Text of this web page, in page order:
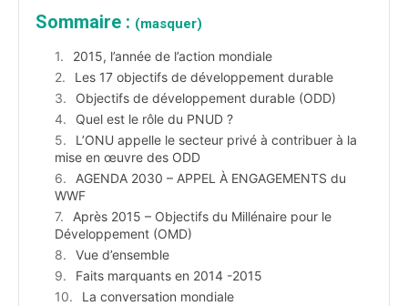
Sommaire : (masquer)
2015, l’année de l’action mondiale
Les 17 objectifs de développement durable
Objectifs de développement durable (ODD)
Quel est le rôle du PNUD ?
L’ONU appelle le secteur privé à contribuer à la
mise en œuvre des ODD
AGENDA 2030 – APPEL À ENGAGEMENTS du
WWF
Après 2015 – Objectifs du Millénaire pour le
Développement (OMD)
Vue d’ensemble
Faits marquants en 2014 -2015
La conversation mondiale